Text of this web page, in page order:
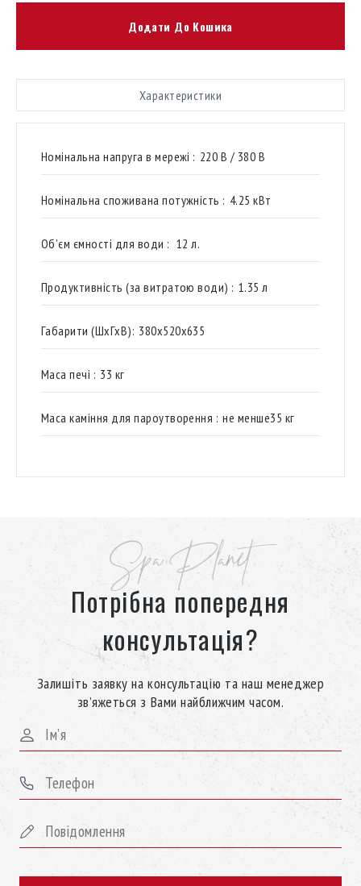
Додати До Кошика
Характеристики
Номінальна напруга в мережі : 220 В / 380 В
Номінальна споживана потужність : 4.25 кВт
Об'єм ємності для води : 12 л.
Продуктивність (за витратою води) : 1.35 л
Габарити (ШхГхВ): 380х520х635
Маса печі : 33 кг
Маса каміння для пароутворення : не менше35 кг
Spa Planet
Потрібна попередня
консультація?
Залишіть заявку на консультацію та наш менеджер
зв’яжеться з Вами найближчим часом.